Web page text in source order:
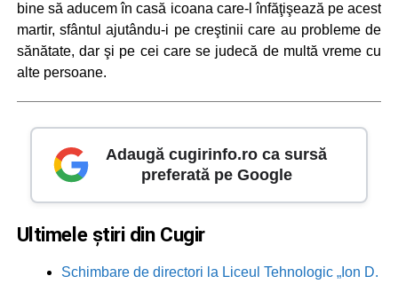
bine să aducem în casă icoana care-l înfăţişează pe acest
martir, sfântul ajutându-i pe creştinii care au probleme de
sănătate, dar şi pe cei care se judecă de multă vreme cu
alte persoane.
Adaugă cugirinfo.ro ca sursă
preferată pe Google
Ultimele știri din Cugir
Schimbare de directori la Liceul Tehnologic „Ion D.